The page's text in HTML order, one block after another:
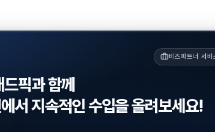
비즈파트너 서비
픽과 함께
서 지속적인 수입을 올려보세요!